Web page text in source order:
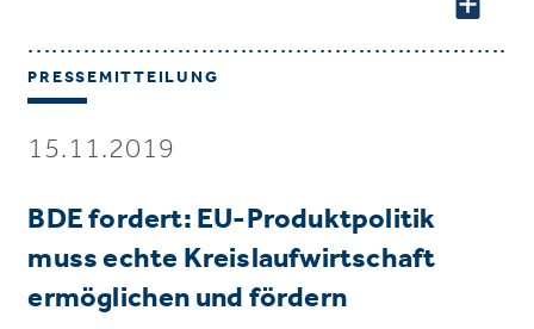
PRESSEMITTEILUNG
15.11.2019
BDE fordert: EU-Produktpolitik
muss echte Kreislaufwirtschaft
ermöglichen und fördern